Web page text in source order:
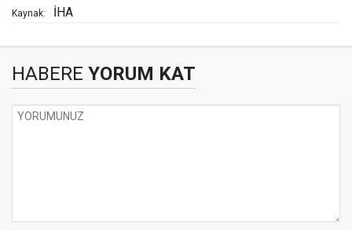
Kaynak: İHA
HABERE YORUM KAT